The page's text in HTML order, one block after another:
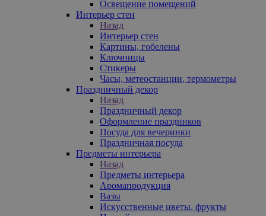
Освещение помещений
Интерьер стен
Назад
Интерьер стен
Картины, гобелены
Ключницы
Стикеры
Часы, метеостанции, термометры
Праздничный декор
Назад
Праздничный декор
Оформление праздников
Посуда для вечеринки
Праздничная посуда
Предметы интерьера
Назад
Предметы интерьера
Аромапродукция
Вазы
Искусственные цветы, фрукты